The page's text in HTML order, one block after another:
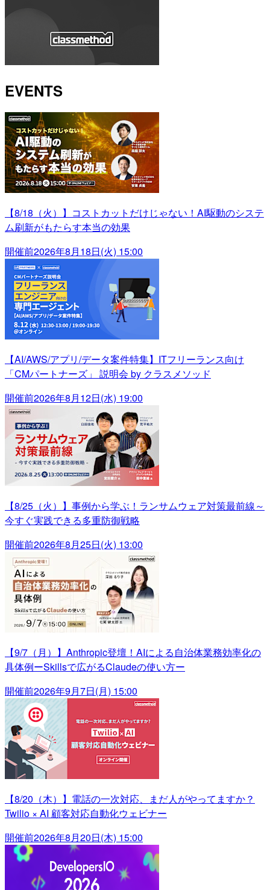
EVENTS
【8/18（火）】コストカットだけじゃない！AI駆動のシステ
ム刷新がもたらす本当の効果
開催前2026年8月18日(火) 15:00
【AI/AWS/アプリ/データ案件特集】ITフリーランス向け
「CMパートナーズ」 説明会 by クラスメソッド
開催前2026年8月12日(水) 19:00
【8/25（火）】事例から学ぶ！ランサムウェア対策最前線～
今すぐ実践できる多重防御戦略
開催前2026年8月25日(火) 13:00
【9/7（月）】Anthropic登壇！AIによる自治体業務効率化の
具体例ーSkillsで広がるClaudeの使い方ー
開催前2026年9月7日(月) 15:00
【8/20（木）】電話の一次対応、まだ人がやってますか？
Twilio × AI 顧客対応自動化ウェビナー
開催前2026年8月20日(木) 15:00